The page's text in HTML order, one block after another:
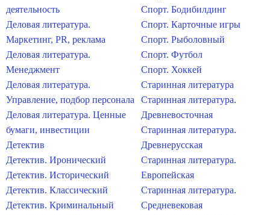
деятельность
Деловая литература.
Маркетинг, PR, реклама
Деловая литература.
Менеджмент
Деловая литература.
Управление, подбор персонала
Деловая литература. Ценные
бумаги, инвестиции
Детектив
Детектив. Иронический
Детектив. Исторический
Детектив. Классический
Детектив. Криминальный
Спорт. Бодибилдинг
Спорт. Карточные игры
Спорт. Рыболовный
Спорт. Футбол
Спорт. Хоккей
Старинная литература
Старинная литература.
Древневосточная
Старинная литература.
Древнерусская
Старинная литература.
Европейская
Старинная литература.
Средневековая